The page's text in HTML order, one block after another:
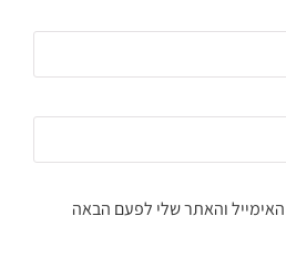
והאתר שלי לפעם הבאה